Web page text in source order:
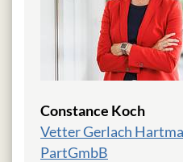
Constance Koch
Vetter Gerlach
PartGmbB